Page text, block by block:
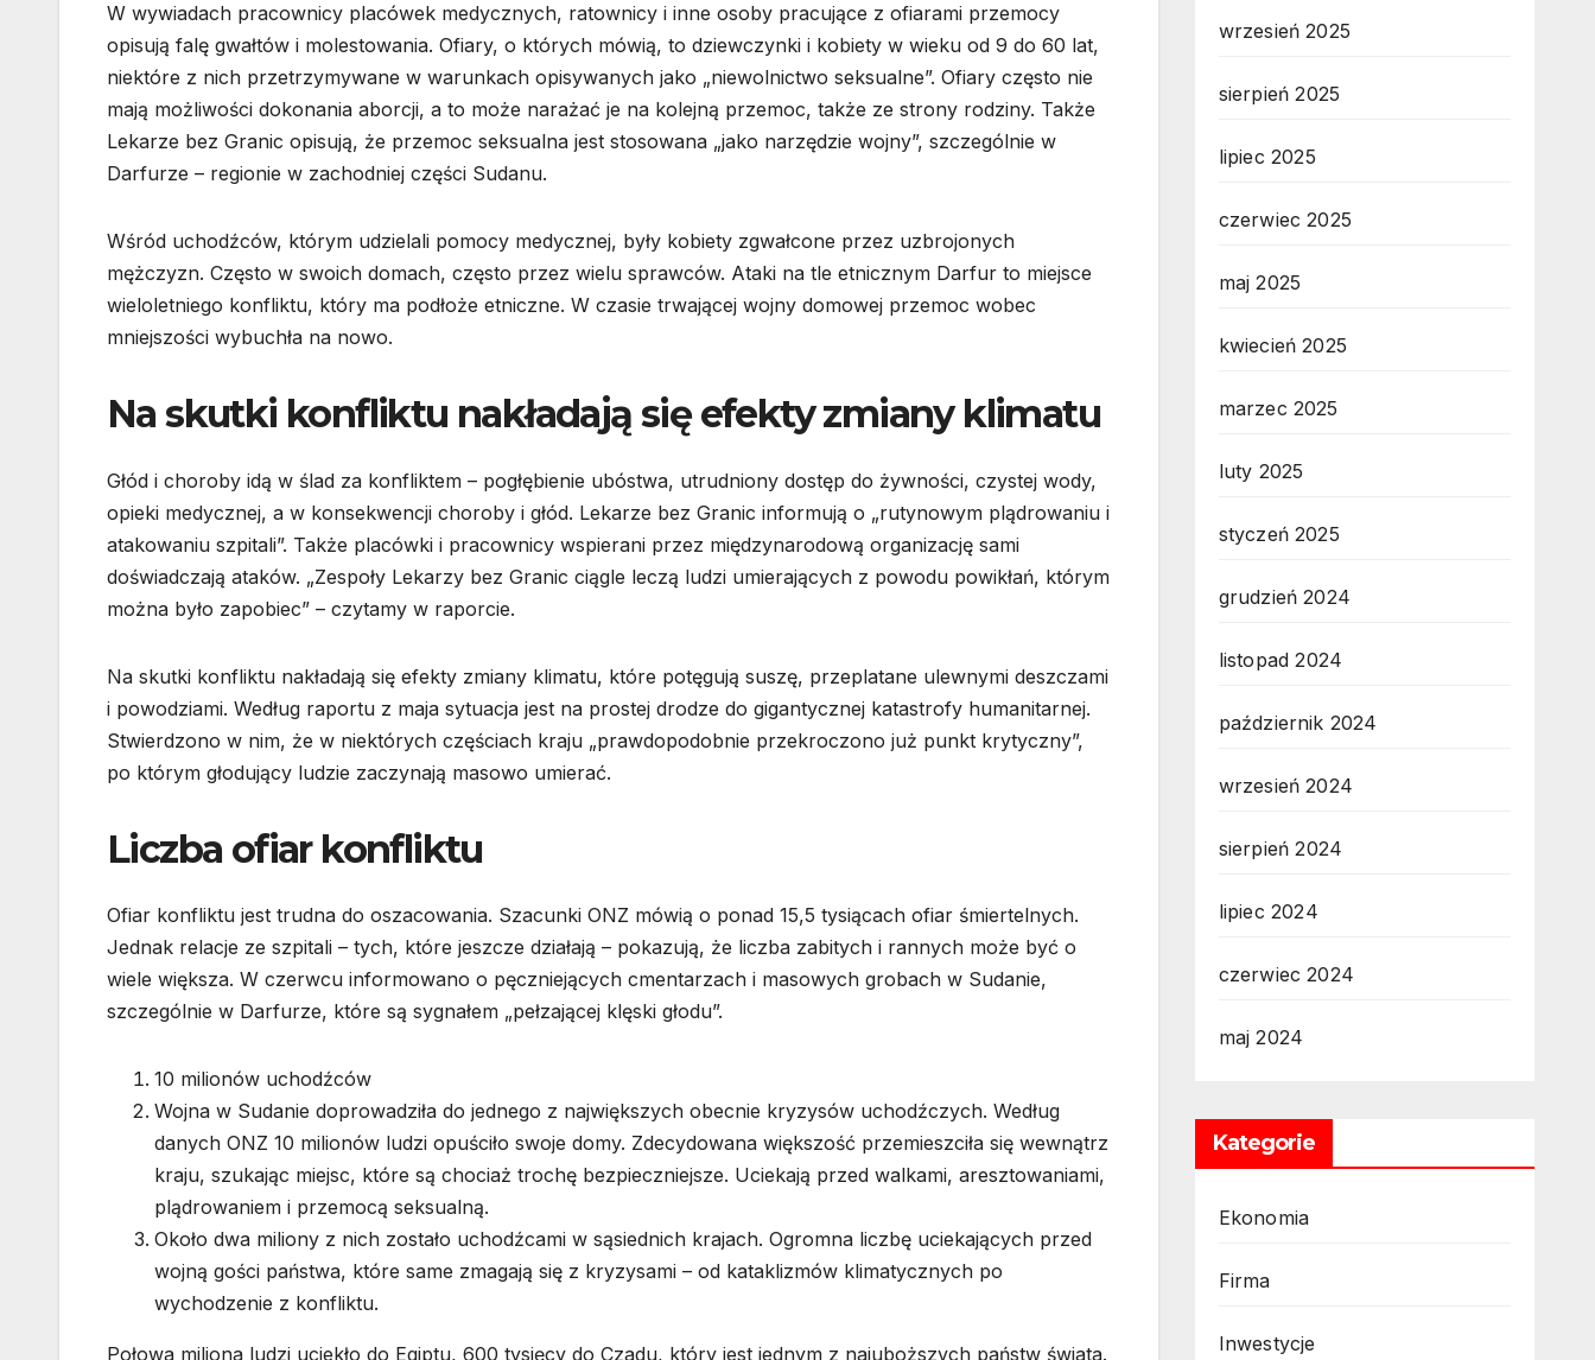
W wywiadach pracownicy placówek medycznych, ratownicy i inne osoby pracujące z ofiarami przemocy
opisują falę gwałtów i molestowania. Ofiary, o których mówią, to dziewczynki i kobiety w wieku od 9 do 60 lat,
niektóre z nich przetrzymywane w warunkach opisywanych jako „niewolnictwo seksualne”. Ofiary często nie
mają możliwości dokonania aborcji, a to może narażać je na kolejną przemoc, także ze strony rodziny. Także
Lekarze bez Granic opisują, że przemoc seksualna jest stosowana „jako narzędzie wojny”, szczególnie w
Darfurze – regionie w zachodniej części Sudanu.
Wśród uchodźców, którym udzielali pomocy medycznej, były kobiety zgwałcone przez uzbrojonych
mężczyzn. Często w swoich domach, często przez wielu sprawców. Ataki na tle etnicznym Darfur to miejsce
wieloletniego konfliktu, który ma podłoże etniczne. W czasie trwającej wojny domowej przemoc wobec
mniejszości wybuchła na nowo.
Na skutki konfliktu nakładają się efekty zmiany klimatu
Głód i choroby idą w ślad za konfliktem – pogłębienie ubóstwa, utrudniony dostęp do żywności, czystej wody,
opieki medycznej, a w konsekwencji choroby i głód. Lekarze bez Granic informują o „rutynowym plądrowaniu i
atakowaniu szpitali”. Także placówki i pracownicy wspierani przez międzynarodową organizację sami
doświadczają ataków. „Zespoły Lekarzy bez Granic ciągle leczą ludzi umierających z powodu powikłań, którym
można było zapobiec” – czytamy w raporcie.
Na skutki konfliktu nakładają się efekty zmiany klimatu, które potęgują suszę, przeplatane ulewnymi deszczami
i powodziami. Według raportu z maja sytuacja jest na prostej drodze do gigantycznej katastrofy humanitarnej.
Stwierdzono w nim, że w niektórych częściach kraju „prawdopodobnie przekroczono już punkt krytyczny”,
po którym głodujący ludzie zaczynają masowo umierać.
Liczba ofiar konfliktu
Ofiar konfliktu jest trudna do oszacowania. Szacunki ONZ mówią o ponad 15,5 tysiącach ofiar śmiertelnych.
Jednak relacje ze szpitali – tych, które jeszcze działają – pokazują, że liczba zabitych i rannych może być o
wiele większa. W czerwcu informowano o pęczniejących cmentarzach i masowych grobach w Sudanie,
szczególnie w Darfurze, które są sygnałem „pełzającej klęski głodu”.
10 milionów uchodźców
Wojna w Sudanie doprowadziła do jednego z największych obecnie kryzysów uchodźczych. Według
danych ONZ 10 milionów ludzi opuściło swoje domy. Zdecydowana większość przemieszciła się wewnątrz
kraju, szukając miejsc, które są chociaż trochę bezpieczniejsze. Uciekają przed walkami, aresztowaniami,
plądrowaniem i przemocą seksualną.
Około dwa miliony z nich zostało uchodźcami w sąsiednich krajach. Ogromna liczbę uciekających przed
wojną gości państwa, które same zmagają się z kryzysami – od kataklizmów klimatycznych po
wychodzenie z konfliktu.
Połowa miliona ludzi uciekło do Egiptu, 600 tysięcy do Czadu, który jest jednym z najuboższych państw świata.
wrzesień 2025
sierpień 2025
lipiec 2025
czerwiec 2025
maj 2025
kwiecień 2025
marzec 2025
luty 2025
styczeń 2025
grudzień 2024
listopad 2024
październik 2024
wrzesień 2024
sierpień 2024
lipiec 2024
czerwiec 2024
maj 2024
Kategorie
Ekonomia
Firma
Inwestycje